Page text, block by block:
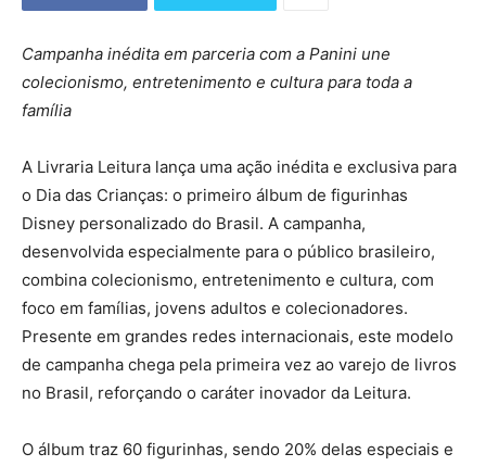
Campanha inédita em parceria com a Panini une
colecionismo, entretenimento e cultura para toda a
família
A Livraria Leitura lança uma ação inédita e exclusiva para
o Dia das Crianças: o primeiro álbum de figurinhas
Disney personalizado do Brasil. A campanha,
desenvolvida especialmente para o público brasileiro,
combina colecionismo, entretenimento e cultura, com
foco em famílias, jovens adultos e colecionadores.
Presente em grandes redes internacionais, este modelo
de campanha chega pela primeira vez ao varejo de livros
no Brasil, reforçando o caráter inovador da Leitura.
O álbum traz 60 figurinhas, sendo 20% delas especiais e